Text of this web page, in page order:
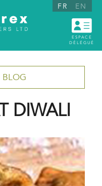
FR EN
ESPACE
DÉLÉGUÉ
BLOG
DIWALI